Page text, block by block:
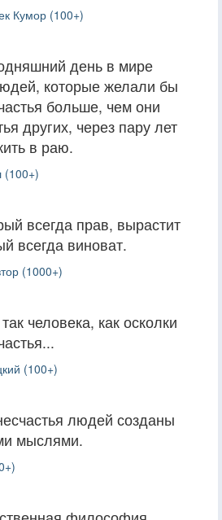
Кумор (100+)
день в мире
которые желали бы
больше, чем они
других, через пару лет
в раю.
(100+)
всегда прав, вырастит
всегда виноват.
(1000+)
человека, как осколки
(100+)
людей созданы
мыслями.